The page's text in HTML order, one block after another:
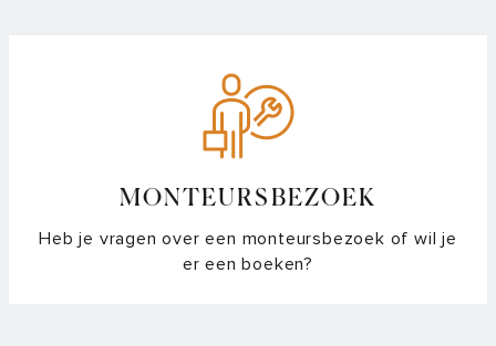
MONTEURSBEZOEK
Heb je vragen over een monteursbezoek of wil je
er een boeken?